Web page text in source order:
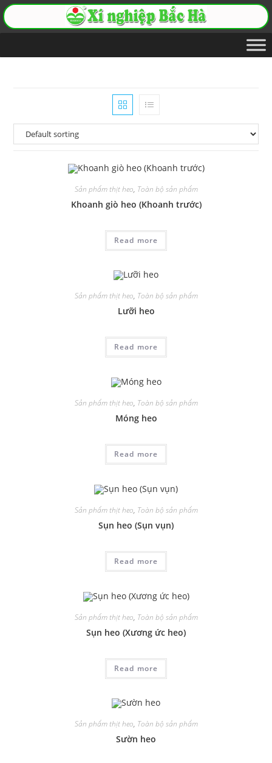
Sản phẩm thịt heo, Toàn bộ sản phẩm
Khoanh giò heo (Khoanh trước)
Read more
Sản phẩm thịt heo, Toàn bộ sản phẩm
Lưỡi heo
Read more
Sản phẩm thịt heo, Toàn bộ sản phẩm
Móng heo
Read more
Sản phẩm thịt heo, Toàn bộ sản phẩm
Sụn heo (Sụn vụn)
Read more
Sản phẩm thịt heo, Toàn bộ sản phẩm
Sụn heo (Xương ức heo)
Read more
Sản phẩm thịt heo, Toàn bộ sản phẩm
Sườn heo